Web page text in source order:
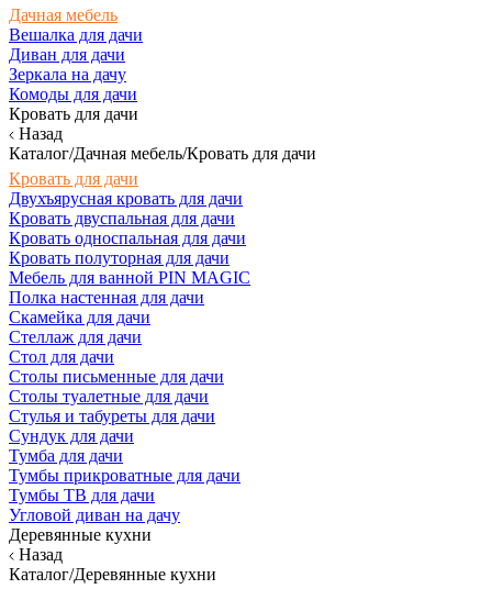
Дачная мебель
Вешалка для дачи
Диван для дачи
Зеркала на дачу
Комоды для дачи
Кровать для дачи
Назад
Каталог/Дачная мебель/Кровать для дачи
Кровать для дачи
Двухъярусная кровать для дачи
Кровать двуспальная для дачи
Кровать односпальная для дачи
Кровать полуторная для дачи
Мебель для ванной PIN MAGIC
Полка настенная для дачи
Скамейка для дачи
Стеллаж для дачи
Стол для дачи
Столы письменные для дачи
Столы туалетные для дачи
Стулья и табуреты для дачи
Сундук для дачи
Тумба для дачи
Тумбы прикроватные для дачи
Тумбы ТВ для дачи
Угловой диван на дачу
Деревянные кухни
Назад
Каталог/Деревянные кухни